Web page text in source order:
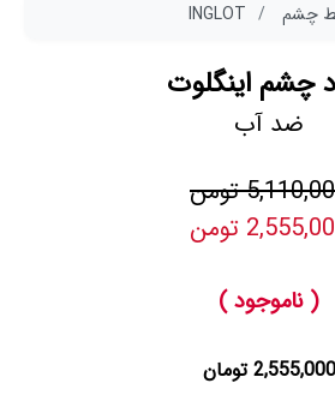
چشم INGLOT
چشم اینگلوت
ضد آب
تومن
تومن
( ناموجود )
2,555,000 تومان